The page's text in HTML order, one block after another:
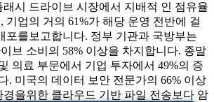
시 드라이브 시장에서 지배적 인 점유율
기업의 거의 61%가 해당 운영 전반에 걸
포를보고합니다. 정부 기관과 국방부는
브 소비의 58% 이상을 차지합니다. 종말
의료 부문에서 기업 투자에서 49%의 증
. 미국의 데이터 보안 전문가의 66% 이상
을위한 클라우드 기반 파일 전송보다 암